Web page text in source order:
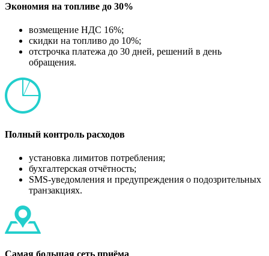
Экономия на топливе до 30%
возмещение НДС 16%;
скидки на топливо до 10%;
отстрочка платежа до 30 дней, решений в день
обращения.
Полный контроль расходов
установка лимитов потребления;
бухгалтерская отчётность;
SMS-уведомления и предупреждения о подозрительных
транзакциях.